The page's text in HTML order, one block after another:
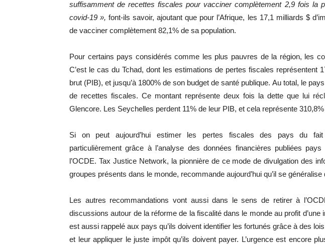
suffisamment de recettes fiscales pour vacciner complètement 2,9 fois la
covid-19 », font-ils savoir, ajoutant que pour l’Afrique, les 17,1 milliards $
de vacciner complètement 82,1% de sa population.
Pour certains pays considérés comme les plus pauvres de la région, les
C’est le cas du Tchad, dont les estimations de pertes fiscales représentent
brut (PIB), et jusqu’à 1800% de son budget de santé publique. Au total, le
de recettes fiscales. Ce montant représente deux fois la dette que lui
Glencore. Les Seychelles perdent 11% de leur PIB, et cela représente
Si on peut aujourd’hui estimer les pertes fiscales des pays du fait
particulièrement grâce à l’analyse des données financières publiées
l’OCDE. Tax Justice Network, la pionnière de ce mode de divulgation des
groupes présents dans le monde, recommande aujourd’hui qu’il se
Les autres recommandations vont aussi dans le sens de retirer à
discussions autour de la réforme de la fiscalité dans le monde au profit d’une
est aussi rappelé aux pays qu’ils doivent identifier les fortunés grâce à des
et leur appliquer le juste impôt qu’ils doivent payer. L’urgence est encore